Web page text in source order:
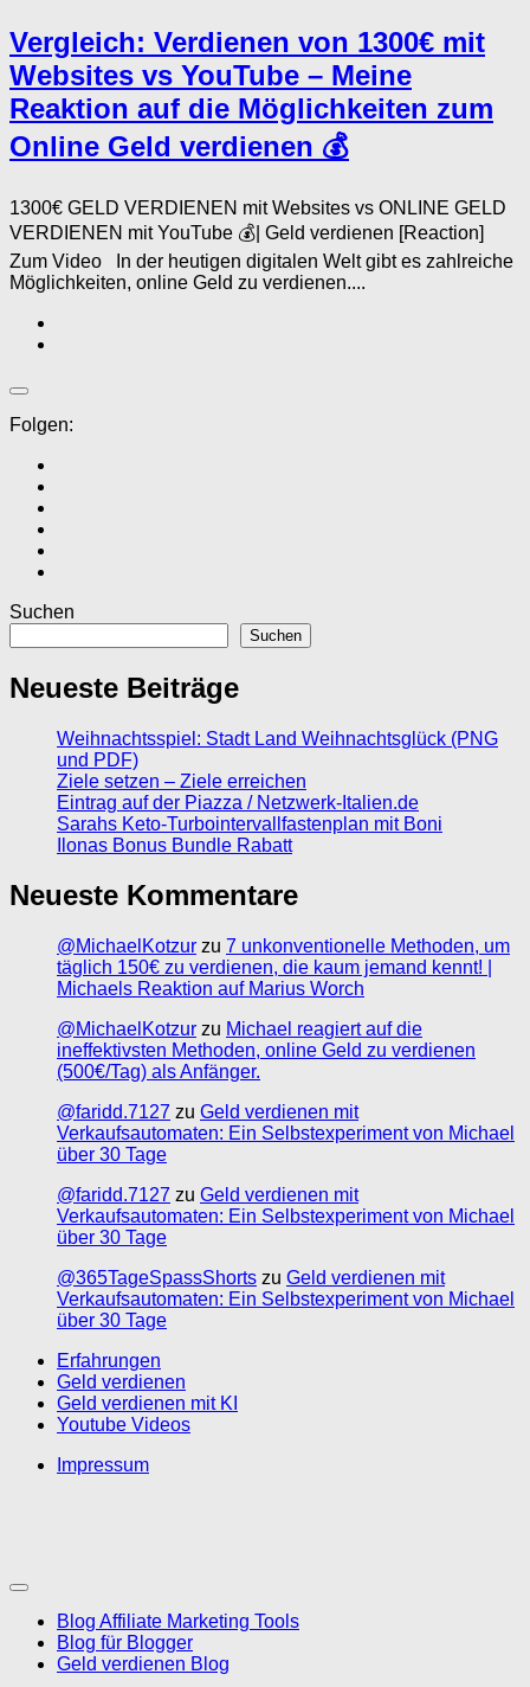
Vergleich: Verdienen von 1300€ mit
Websites vs YouTube – Meine
Reaktion auf die Möglichkeiten zum
Online Geld verdienen 💰
1300€ GELD VERDIENEN mit Websites vs ONLINE GELD
VERDIENEN mit YouTube 💰| Geld verdienen [Reaction]
Zum Video In der heutigen digitalen Welt gibt es zahlreiche
Möglichkeiten, online Geld zu verdienen....
Folgen:
Suchen
Suchen
Neueste Beiträge
Weihnachtsspiel: Stadt Land Weihnachtsglück (PNG
und PDF)
Ziele setzen – Ziele erreichen
Eintrag auf der Piazza / Netzwerk-Italien.de
Sarahs Keto-Turbointervallfastenplan mit Boni
Ilonas Bonus Bundle Rabatt
Neueste Kommentare
@MichaelKotzur zu 7 unkonventionelle Methoden, um
täglich 150€ zu verdienen, die kaum jemand kennt! |
Michaels Reaktion auf Marius Worch
@MichaelKotzur zu Michael reagiert auf die
ineffektivsten Methoden, online Geld zu verdienen
(500€/Tag) als Anfänger.
@faridd.7127 zu Geld verdienen mit
Verkaufsautomaten: Ein Selbstexperiment von Michael
über 30 Tage
@faridd.7127 zu Geld verdienen mit
Verkaufsautomaten: Ein Selbstexperiment von Michael
über 30 Tage
@365TageSpassShorts zu Geld verdienen mit
Verkaufsautomaten: Ein Selbstexperiment von Michael
über 30 Tage
Erfahrungen
Geld verdienen
Geld verdienen mit KI
Youtube Videos
Impressum
Blog Affiliate Marketing Tools
Blog für Blogger
Geld verdienen Blog